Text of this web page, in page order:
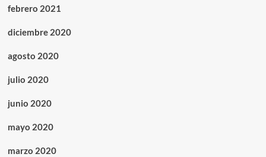
febrero 2021
diciembre 2020
agosto 2020
julio 2020
junio 2020
mayo 2020
marzo 2020